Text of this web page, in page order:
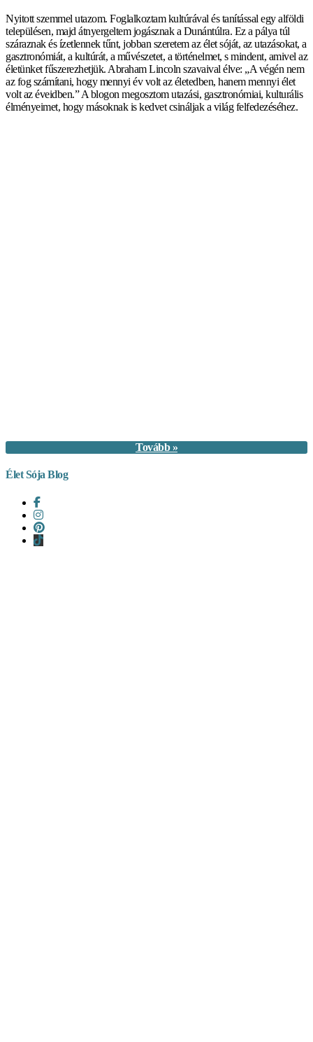
Nyitott szemmel utazom. Foglalkoztam kultúrával és tanítással egy alföldi
településen, majd átnyergeltem jogásznak a Dunántúlra. Ez a pálya túl
száraznak és ízetlennek tűnt, jobban szeretem az élet sóját, az utazásokat, a
gasztronómiát, a kultúrát, a művészetet, a történelmet, s mindent, amivel az
életünket fűszerezhetjük. Abraham Lincoln szavaival élve: „A végén nem
az fog számítani, hogy mennyi év volt az életedben, hanem mennyi élet
volt az éveidben.” A blogon megosztom utazási, gasztronómiai, kulturális
élményeimet, hogy másoknak is kedvet csináljak a világ felfedezéséhez.
Tovább »
Élet Sója Blog